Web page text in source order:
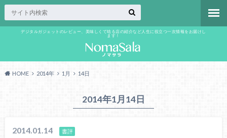
デジタルガジェットのレビュー、美味しくて唸る店の紹介など人生に役立つ一次情報をお届けし
ます！
HOME 2014年 1月 14日
2014年1月14日
2014.01.14 書評